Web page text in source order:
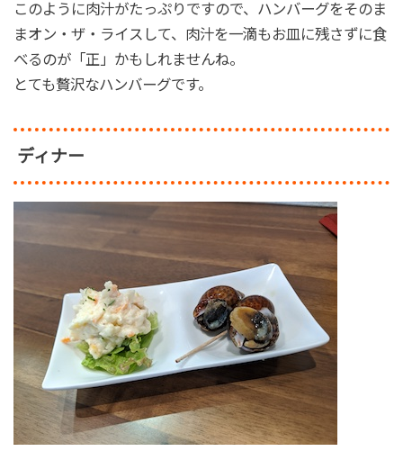
このように肉汁がたっぷりですので、ハンバーグをそのま
まオン・ザ・ライスして、肉汁を一滴もお皿に残さずに食
べるのが「正」かもしれませんね。
とても贅沢なハンバーグです。
ディナー